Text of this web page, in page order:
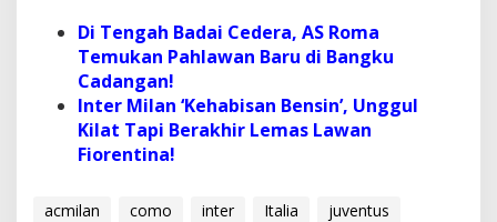
Di Tengah Badai Cedera, AS Roma
Temukan Pahlawan Baru di Bangku
Cadangan!
Inter Milan ‘Kehabisan Bensin’, Unggul
Kilat Tapi Berakhir Lemas Lawan
Fiorentina!
acmilan como inter Italia
juventus